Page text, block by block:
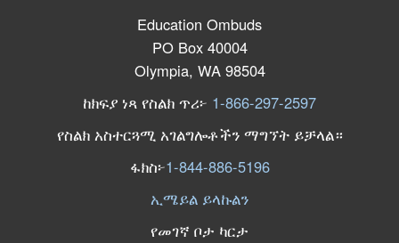
Education Ombuds
PO Box 40004
Olympia, WA 98504
ከክፍያ ነጻ የስልክ ጥሪ፦ 1-866-297-2597
የስልክ አስተርጓሚ አገልግሎቶችን ማግኘት ይቻላል።
ፋክስ፦1-844-886-5196
ኢሜይል ይላኩልን
የመገኛ ቦታ ካርታ